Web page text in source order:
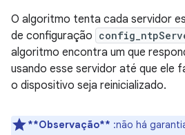
O algoritmo tenta cada servidor
de configuração
algoritmo encontra um que
usando esse servidor até que ele
o dispositivo seja reinicializado.
**Observação** :não há